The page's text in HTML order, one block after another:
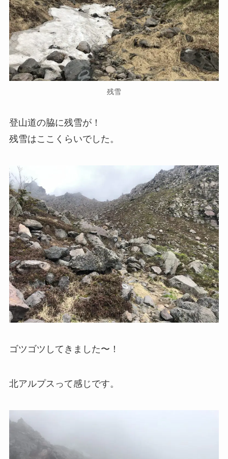
残雪
登山道の脇に残雪が！
残雪はここくらいでした。
ゴツゴツしてきました〜！
北アルプスって感じです。